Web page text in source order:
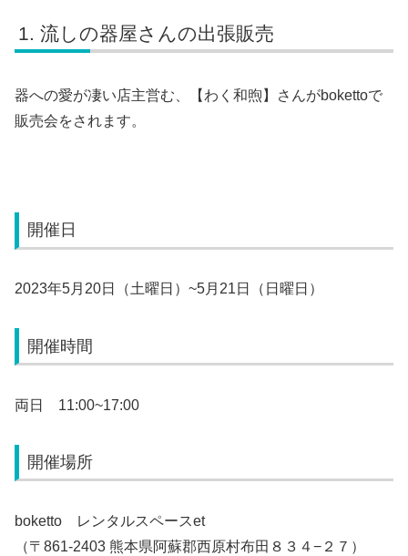
流しの器屋さんの出張販売
器への愛が凄い店主営む、【わく和煦】さんがbokettoで
販売会をされます。
開催日
2023年5月20日（土曜日）~5月21日（日曜日）
開催時間
両日 11:00~17:00
開催場所
boketto レンタルスペースet
（〒861-2403 熊本県阿蘇郡西原村布田８３４−２７）